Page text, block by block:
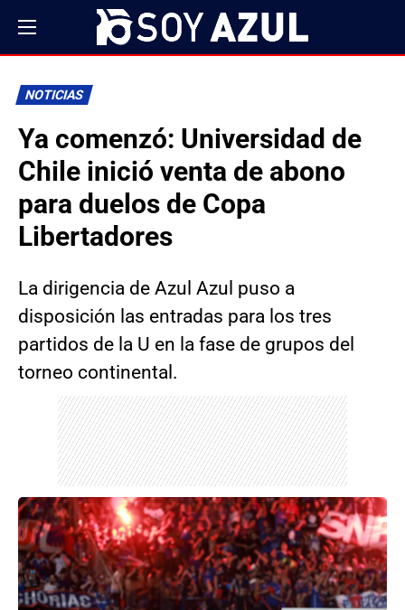
NOTICIAS
Ya comenzó: Universidad de
Chile inició venta de abono
para duelos de Copa
Libertadores
La dirigencia de Azul Azul puso a
disposición las entradas para los tres
partidos de la U en la fase de grupos del
torneo continental.